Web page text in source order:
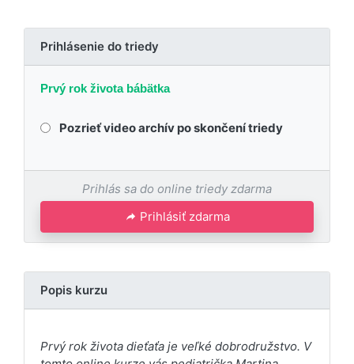
Prihlásenie do triedy
Prvý rok života bábätka
Pozrieť video archív po skončení triedy
Prihlás sa do online triedy zdarma
Prihlásiť zdarma
Popis kurzu
Prvý rok života dieťaťa je veľké dobrodružstvo. V